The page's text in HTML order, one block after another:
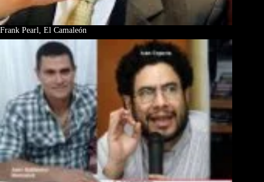
Frank Pearl, El Camaleón